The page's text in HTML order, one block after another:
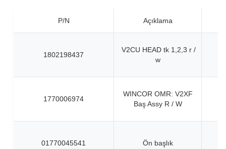
P/N Açıklama
1802198437
V2CU HEAD tk 1,2,3 r /
w
1770006974
WINCOR OMR: V2XF
Baş Assy R / W
01770045541 Ön başlık